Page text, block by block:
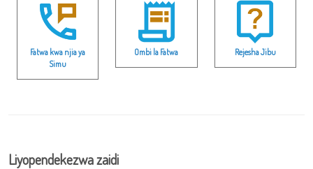
Fatwa kwa njia ya
Simu
Ombi la Fatwa Rejesha Jibu
Liyopendekezwa zaidi